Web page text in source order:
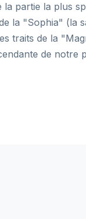
la partie la plus
la "Sophia" (la
traits de la
de notre